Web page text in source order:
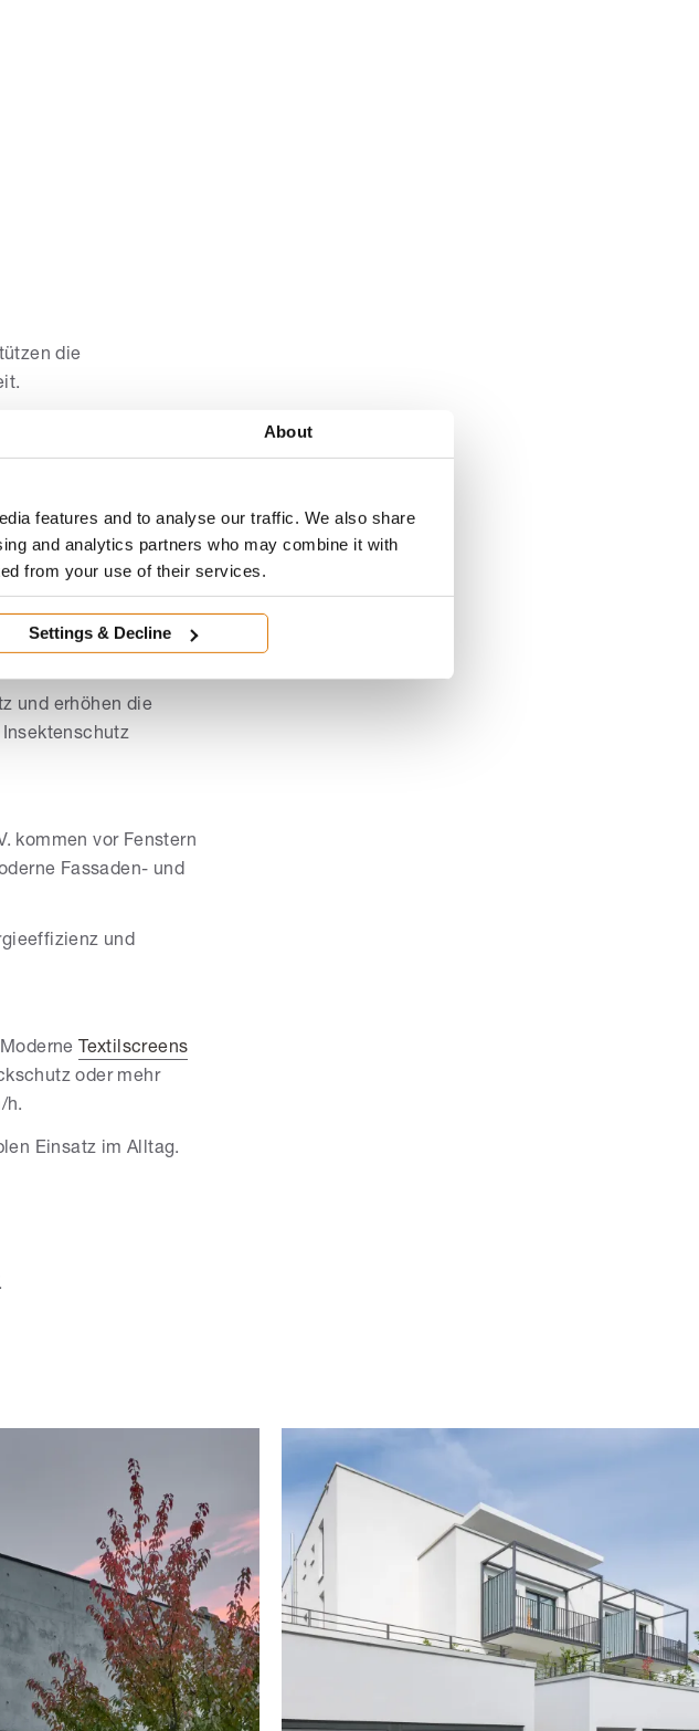
About
features and to analyse our traffic. We also share
and analytics partners who may combine it with
from your use of their services.
Settings & Decline
die
Lichtlenkung
liefert die Auswahl an
Funktion im
realisiert das
und erhöhen die
kommen vor Fenstern
Fassaden- und
und
Textilscreens
oder mehr
h.
Einsatz im Alltag.